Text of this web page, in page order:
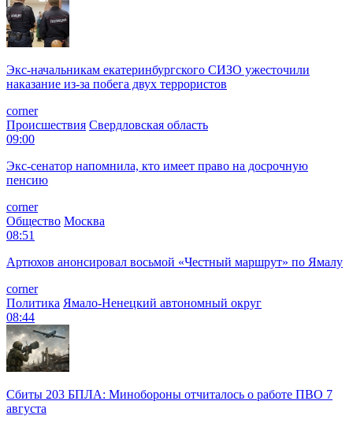
Экс-начальникам екатеринбургского СИЗО ужесточили
наказание из-за побега двух террористов
corner
Происшествия Свердловская область
09:00
Экс-сенатор напомнила, кто имеет право на досрочную
пенсию
corner
Общество Москва
08:51
Артюхов анонсировал восьмой «Честный маршрут» по Ямалу
corner
Политика Ямало-Ненецкий автономный округ
08:44
Сбиты 203 БПЛА: Минобороны отчиталось о работе ПВО 7
августа